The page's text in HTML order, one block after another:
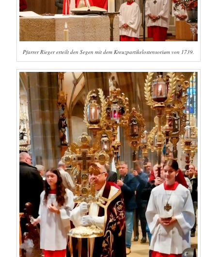
Pfarrer Rieger erteilt den Segen mit dem Kreuzpartikelostensorium von 1739.